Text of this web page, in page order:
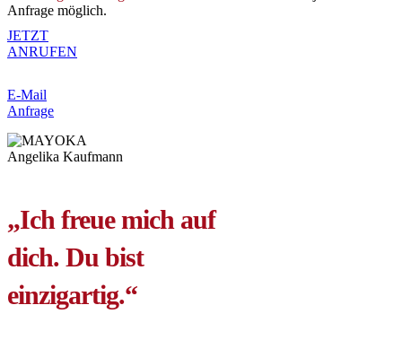
Anfrage möglich.
JETZT
ANRUFEN
E-Mail
Anfrage
„Ich freue mich auf
dich. Du bist
einzigartig.“